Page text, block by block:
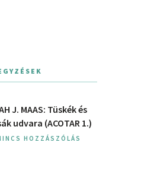
J. MAAS: Tüskék és
udvara (ACOTAR 1.)
HOZZÁSZÓLÁS